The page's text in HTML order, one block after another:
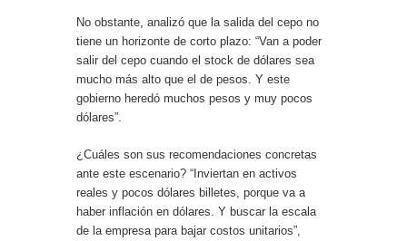
No obstante, analizó que la salida del cepo no
tiene un horizonte de corto plazo: “Van a poder
salir del cepo cuando el stock de dólares sea
mucho más alto que el de pesos. Y este
gobierno heredó muchos pesos y muy pocos
dólares”.
¿Cuáles son sus recomendaciones concretas
ante este escenario? “Inviertan en activos
reales y pocos dólares billetes, porque va a
haber inflación en dólares. Y buscar la escala
de la empresa para bajar costos unitarios”,